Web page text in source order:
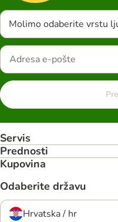
Molimo odaberite vrstu
Servis
Prednosti
Kupovina
Odaberite državu
Hrvatska / hr